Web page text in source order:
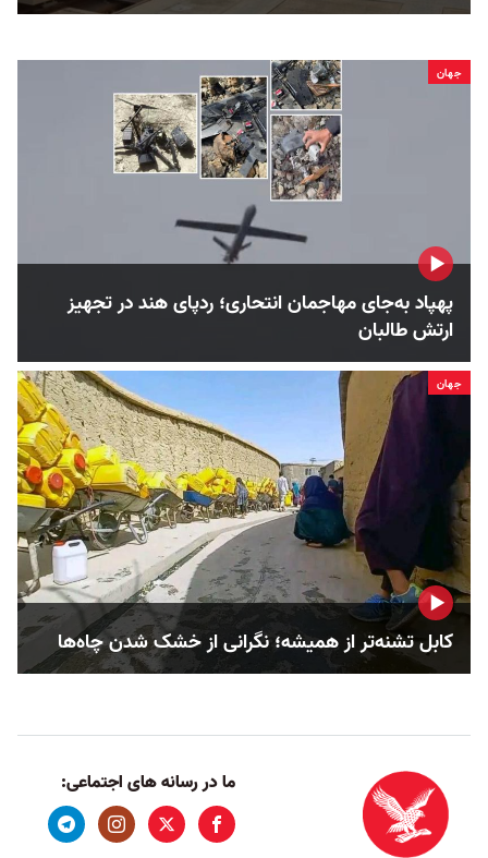
جهان
پهپاد به‌جای مهاجمان انتحاری؛ ردپای هند در تجهیز
ارتش طالبان
جهان
کابل تشنه‌تر از همیشه؛ نگرانی از خشک‌ شدن چاه‌ها
ما در رسانه های اجتماعی: